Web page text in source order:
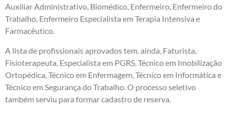
Auxiliar Administrativo, Biomédico, Enfermeiro, Enfermeiro do
Trabalho, Enfermeiro Especialista em Terapia Intensiva e
Farmacêutico.
A lista de profissionais aprovados tem, ainda, Faturista,
Fisioterapeuta, Especialista em PGRS, Técnico em Imobilização
Ortopédica, Técnico em Enfermagem, Técnico em Informática e
Técnico em Segurança do Trabalho. O processo seletivo
também serviu para formar cadastro de reserva.